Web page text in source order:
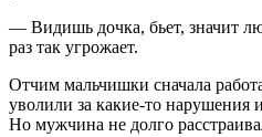
— Видишь дочка, бьет, значит
раз так угрожает.
Отчим мальчишки сначала
уволили за какие-то
Но мужчина не долго